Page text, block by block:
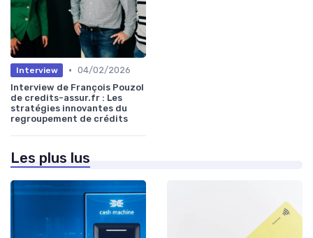
Interview • 04/02/2026
Interview de François Pouzol
de credits-assur.fr : Les
stratégies innovantes du
regroupement de crédits
Les plus lus